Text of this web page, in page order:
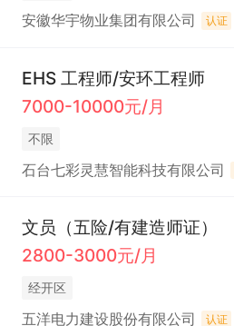
安徽华宇物业集团有限公司 认证
EHS 工程师/安环工程师
7000-10000元/月
不限
石台七彩灵慧智能科技有限公司
文员（五险/有建造师证）
2800-3000元/月
经开区
五洋电力建设股份有限公司 认证